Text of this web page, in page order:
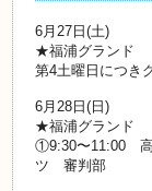
6月27日(土)
★福浦グランド
第4土曜日につき
6月28日(日)
★福浦グランド
①9:30〜11:00
ツ審判部